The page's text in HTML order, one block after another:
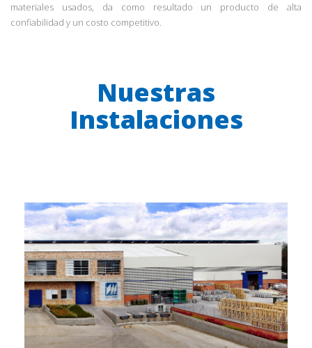
materiales usados, da como resultado un producto de alta
confiabilidad y un costo competitivo.
Nuestras
Instalaciones